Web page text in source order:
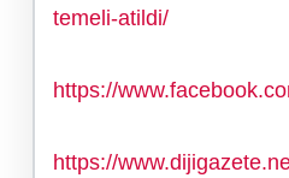
temeli-atildi/
https://
https://